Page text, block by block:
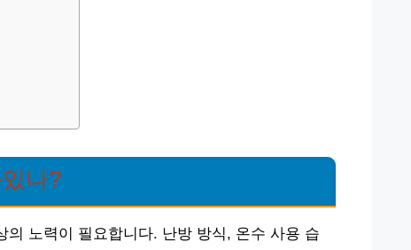
나?
노력이 필요합니다. 난방 방식, 온수 사용 습